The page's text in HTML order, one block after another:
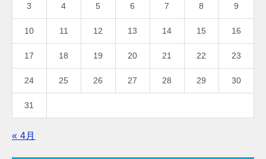
3 4 5 6 7 8 9
10 11 12 13 14 15 16
17 18 19 20 21 22 23
24 25 26 27 28 29 30
31
« 4月